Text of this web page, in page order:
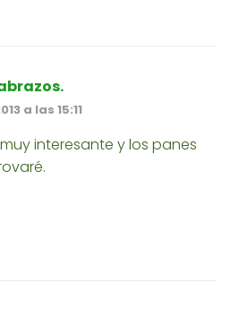
a las 15:11
interesante y los panes